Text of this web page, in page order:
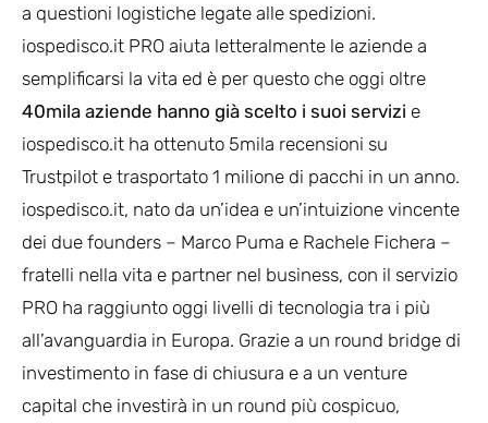
a questioni logistiche legate alle spedizioni.
iospedisco.it PRO aiuta letteralmente le aziende a
semplificarsi la vita ed è per questo che oggi oltre
40mila aziende hanno già scelto i suoi servizi e
iospedisco.it ha ottenuto 5mila recensioni su
Trustpilot e trasportato 1 milione di pacchi in un anno.
iospedisco.it, nato da un’idea e un’intuizione vincente
dei due founders – Marco Puma e Rachele Fichera –
fratelli nella vita e partner nel business, con il servizio
PRO ha raggiunto oggi livelli di tecnologia tra i più
all’avanguardia in Europa. Grazie a un round bridge di
investimento in fase di chiusura e a un venture
capital che investirà in un round più cospicuo,